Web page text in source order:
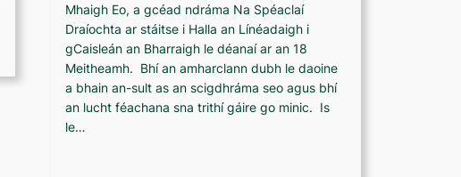
Mhaigh Eo, a gcéad ndráma Na Spéaclaí
Draíochta ar stáitse i Halla an Línéadaigh i
gCaisleán an Bharraigh le déanaí ar an 18
Meitheamh. Bhí an amharclann dubh le daoine
a bhain an-sult as an scigdhráma seo agus bhí
an lucht féachana sna trithí gáire go minic. Is
le…